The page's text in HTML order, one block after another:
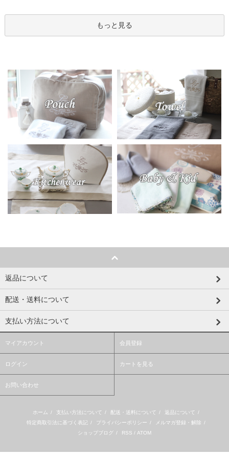
もっと見る
返品について
配送・送料について
支払い方法について
マイアカウント 会員登録
ログイン カートを見る
お問い合わせ
ホーム / 支払い方法について / 配送・送料について / 返品について /
特定商取引法に基づく表記 / プライバシーポリシー / メルマガ登録・解除 /
ショップブログ / RSS / ATOM